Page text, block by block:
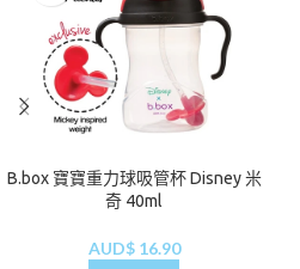
B.box 寶寶重力球吸管杯 Disney 米
奇 40ml
AUD$16.90